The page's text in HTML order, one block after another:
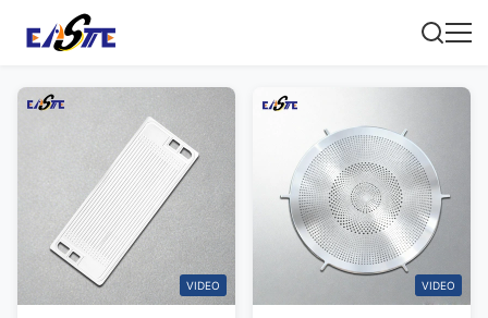
VIDEO VIDEO